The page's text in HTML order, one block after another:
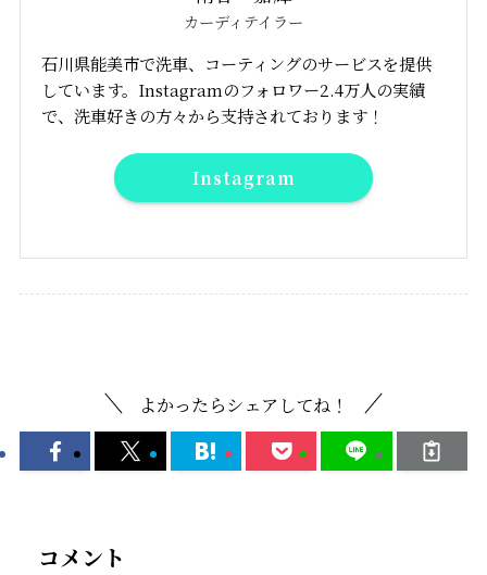
カーディテイラー
石川県能美市で洗車、コーティングのサービスを提供
しています。Instagramのフォロワー2.4万人の実績
で、洗車好きの方々から支持されております！
Instagram
よかったらシェアしてね！
コメント